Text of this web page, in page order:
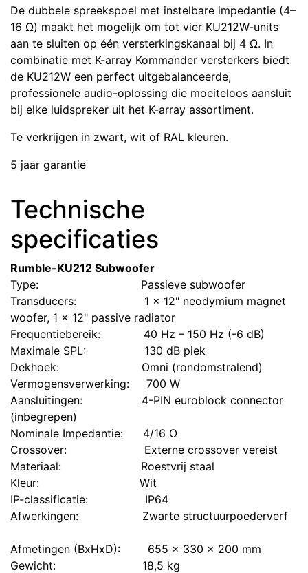
De dubbele spreekspoel met instelbare impedantie (4–
16 Ω) maakt het mogelijk om tot vier KU212W-units
aan te sluiten op één versterkingskanaal bij 4 Ω. In
combinatie met K-array Kommander versterkers biedt
de KU212W een perfect uitgebalanceerde,
professionele audio-oplossing die moeiteloos aansluit
bij elke luidspreker uit het K-array assortiment.
Te verkrijgen in zwart, wit of RAL kleuren.
5 jaar garantie
Technische
specificaties
Rumble-KU212 Subwoofer
Type:
​Passieve subwoofer
Transducers:
​1 x 12" neodymium magnet
woofer, 1 x 12" passive radiator
Frequentiebereik:
​40 Hz – 150 Hz (-6 dB)
Maximale SPL:
​130 dB piek
Dekhoek:
​Omni (rondomstralend)
Vermogensverwerking:
​700 W
Aansluitingen:
​​4-PIN euroblock connector
(inbegrepen)
Nominale Impedantie:
​4/16 Ω
Crossover:
​Externe crossover vereist
Materiaal:
​Roestvrij staal
Kleur:
​​Wit
IP-classificatie:
​IP64
Afwerkingen:
​ Zwarte structuurpoederverf
Afmetingen (BxHxD):
​655 x 330 x 200 mm
Gewicht:
​18,5 kg